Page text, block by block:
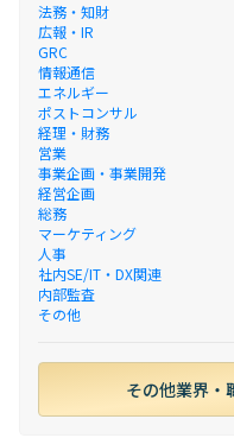
法務・知財
広報・IR
GRC
情報通信
エネルギー
ポストコンサル
経理・財務
営業
事業企画・事業開発
経営企画
総務
マーケティング
人事
社内SE/IT・DX関連
内部監査
その他
その他業界・